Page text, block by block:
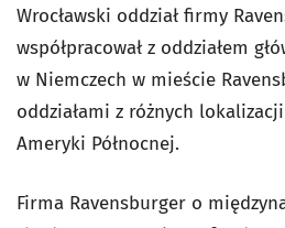
Wrocławski oddział firmy
współpracował z oddziałem
w Niemczech w mieście
oddziałami z różnych
Ameryki Północnej.
Firma Ravensburger o